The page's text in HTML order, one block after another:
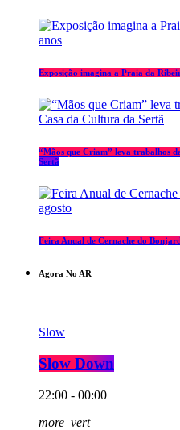
Exposição imagina a Praia da
“Mãos que Criam” leva trabalhos
Sertã
Feira Anual de Cernache do
Agora No AR
Slow
Slow Down
22:00 - 00:00
more_vert